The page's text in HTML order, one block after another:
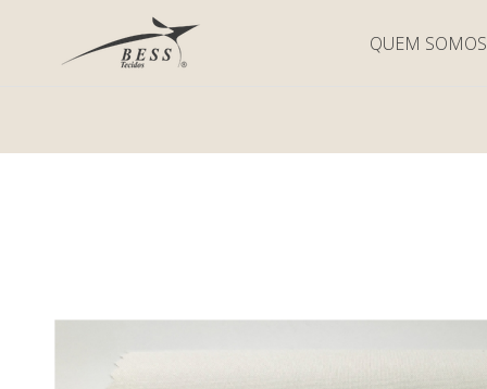
QUEM SOMOS